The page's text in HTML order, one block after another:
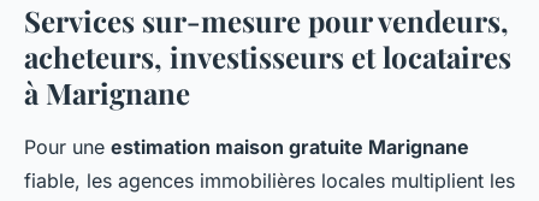
Services sur-mesure pour vendeurs,
acheteurs, investisseurs et locataires
à Marignane
Pour une estimation maison gratuite Marignane
fiable, les agences immobilières locales multiplient les